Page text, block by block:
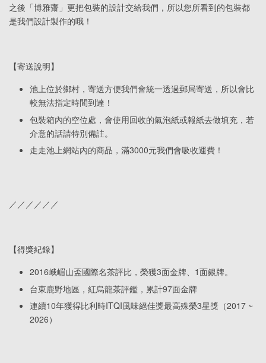
之後「博雅齋」更把包裝的設計交給我們，所以您所看到的包裝都
是我們設計製作的哦！
【寄送說明】
池上位於鄉村，寄送方便我們會統一透過郵局寄送，所以會比
較無法指定時間到達！
包裝箱內的空位處，會使用回收的氣泡紙或報紙去做填充，若
介意的話請特別備註。
走走池上網站內的商品，滿3000元我們會吸收運費！
／／／／／／
【得獎紀錄】
2016峨嵋山盃國際名茶評比，榮獲3面金牌、1面銀牌。
台東鹿野地區，紅烏龍茶評鑑，累計97面金牌
連續10年獲得比利時ITQI風味絕佳獎最高殊榮3星獎（2017 ~
2026）